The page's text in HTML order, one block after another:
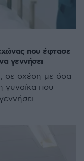
που έφτασε
γεννήσει
σε σχέση με όσα
γυναίκα που